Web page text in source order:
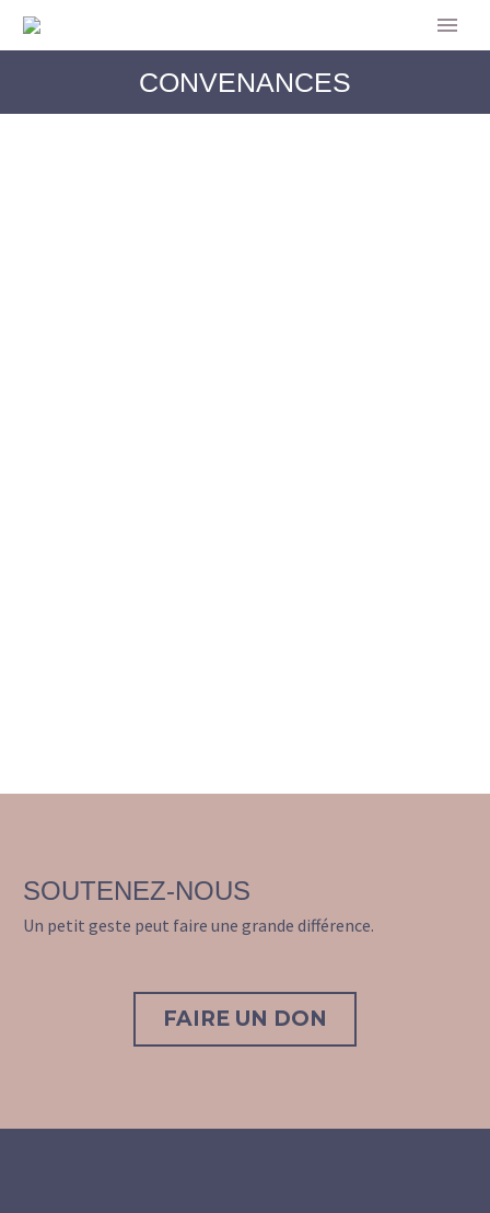
CONVENANCES
SOUTENEZ-NOUS
Un petit geste peut faire une grande différence.
FAIRE UN DON